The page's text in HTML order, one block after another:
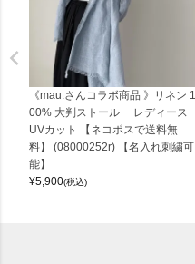
《mau.さんコラボ商品 》リネン 1
00% 大判ストール レディース
UVカット 【ネコポスで送料無
料】 (08000252r) 【名入れ刺繍可
能】
¥5,900(税込)